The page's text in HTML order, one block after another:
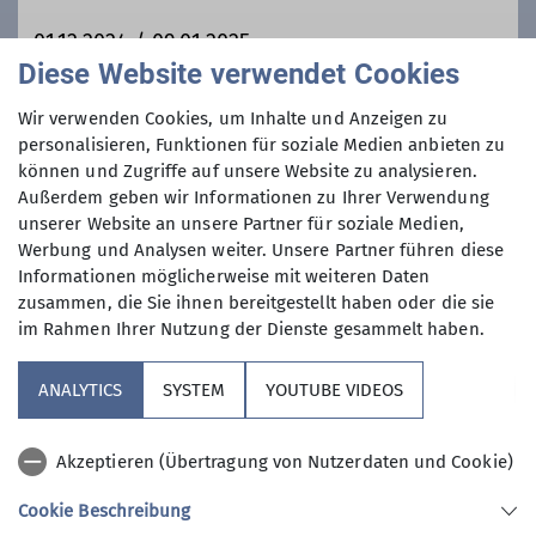
01.12.2024 / 09.01.2025
Maximale Teilnehmeranzahl
10
Aktuelles
Nützliches
Diese Website verwendet Cookies
Wir verwenden Cookies, um Inhalte und Anzeigen zu
personalisieren, Funktionen für soziale Medien anbieten zu
können und Zugriffe auf unsere Website zu analysieren.
Außerdem geben wir Informationen zu Ihrer Verwendung
unserer Website an unsere Partner für soziale Medien,
Werbung und Analysen weiter. Unsere Partner führen diese
Informationen möglicherweise mit weiteren Daten
zusammen, die Sie ihnen bereitgestellt haben oder die sie
im Rahmen Ihrer Nutzung der Dienste gesammelt haben.
ANALYTICS SYSTEM YOUTUBE VIDEOS
Akzeptieren (Übertragung von Nutzerdaten und Cookie)
Cookie Beschreibung